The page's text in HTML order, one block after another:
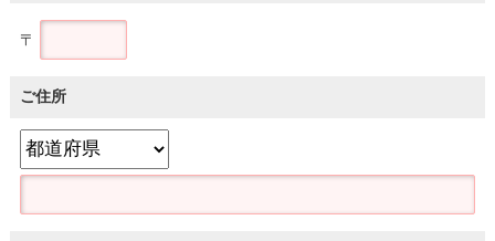
〒
ご住所